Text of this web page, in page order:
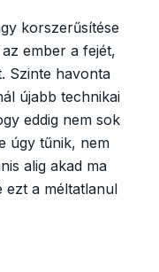
korszerűsítése
ember a fejét,
Szinte havonta
újabb technikai
eddig nem sok
úgy tűnik, nem
alig akad ma
ezt a méltatlanul